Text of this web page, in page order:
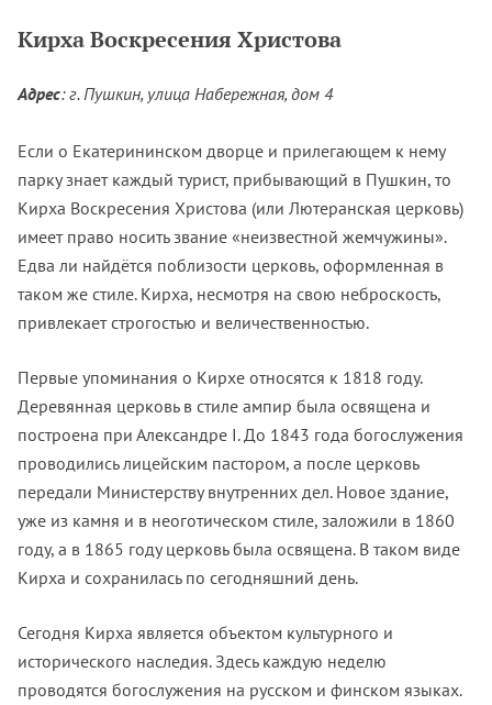
Кирха Воскресения Христова
Адрес: г. Пушкин, улица Набережная, дом 4
Если о Екатерининском дворце и прилегающем к нему
парку знает каждый турист, прибывающий в Пушкин, то
Кирха Воскресения Христова (или Лютеранская церковь)
имеет право носить звание «неизвестной жемчужины».
Едва ли найдётся поблизости церковь, оформленная в
таком же стиле. Кирха, несмотря на свою неброскость,
привлекает строгостью и величественностью.
Первые упоминания о Кирхе относятся к 1818 году.
Деревянная церковь в стиле ампир была освящена и
построена при Александре I. До 1843 года богослужения
проводились лицейским пастором, а после церковь
передали Министерству внутренних дел. Новое здание,
уже из камня и в неоготическом стиле, заложили в 1860
году, а в 1865 году церковь была освящена. В таком виде
Кирха и сохранилась по сегодняшний день.
Сегодня Кирха является объектом культурного и
исторического наследия. Здесь каждую неделю
проводятся богослужения на русском и финском языках.